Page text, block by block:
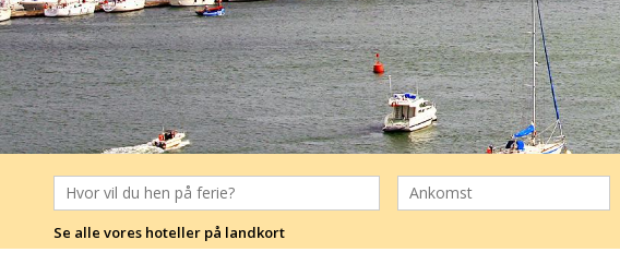
Se alle vores hoteller på landkort